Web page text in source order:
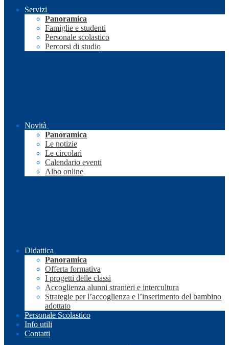
Servizi
Panoramica
Famiglie e studenti
Personale scolastico
Percorsi di studio
Novità
Panoramica
Le notizie
Le circolari
Calendario eventi
Albo online
Didattica
Panoramica
Offerta formativa
I progetti delle classi
Accoglienza alunni stranieri e intercultura
Strategie per l’accoglienza e l’inserimento del bambino
adottato
Personale Scolastico
Info utili
Contatti